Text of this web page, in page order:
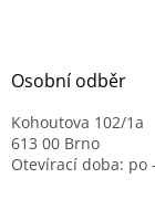
Osobní odběr
Kohoutova 102/1a
613 00 Brno
Otevírací doba: po